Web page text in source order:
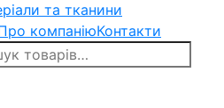
та тканини
компаніюКонтакти